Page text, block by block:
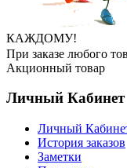
КАЖДОМУ!
При заказе любого
Акционный товар
Личный Кабинет
Личный
История заказов
Заметки